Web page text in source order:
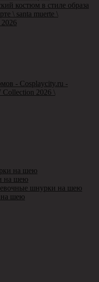
костюм в стиле образа
\ santa muerte \
- Cosplaycity.ru -
2026 \
на шею
на шею
шнурки на шею
на шею